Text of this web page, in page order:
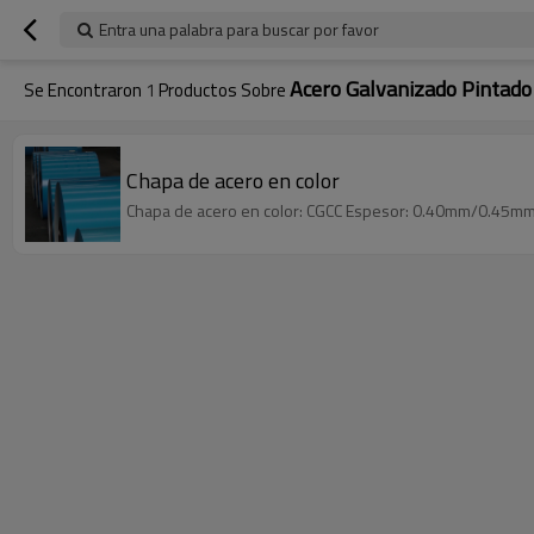
Entra una palabra para buscar por favor
Se Encontraron 1 Productos SobreAcero Galvanizado Pintado
Chapa de acero en color
Chapa de acero en color: CGCC Espesor: 0.40mm/